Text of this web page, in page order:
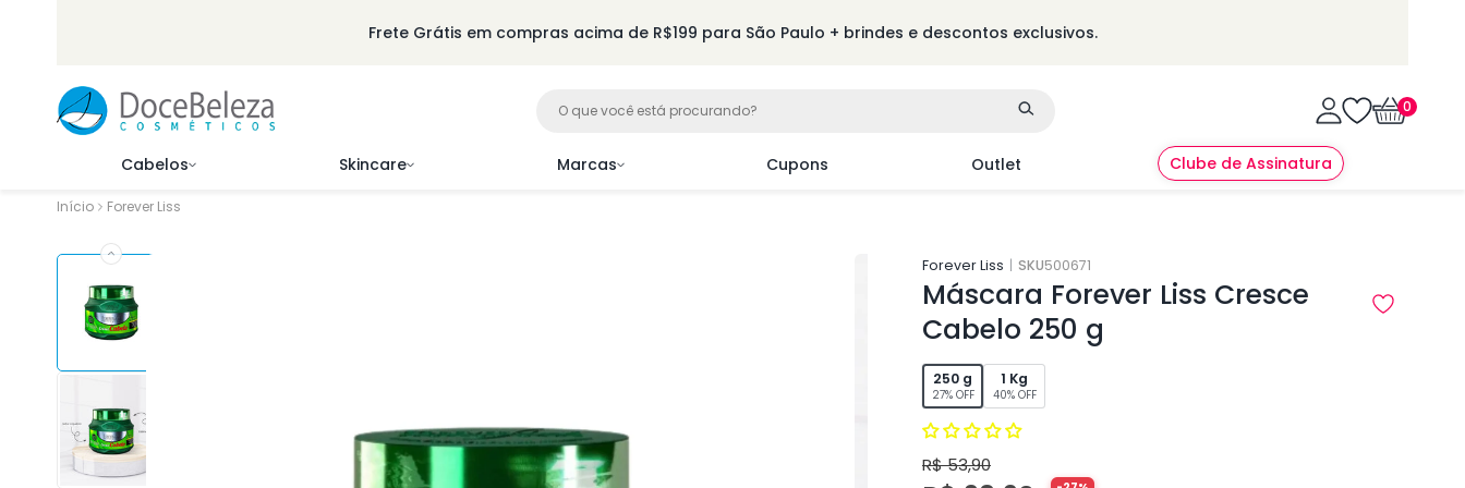
Frete Grátis em compras acima de R$199 para São Paulo + brindes e descontos exclusivos.
0
0
itens
Cabelos Skincare Marcas Cupons Outlet Clube de Assinatura
Início Forever Liss
Forever Liss | SKU500671
Máscara Forever Liss Cresce
Cabelo 250 g
250 g
27% OFF
1 Kg
40% OFF
Preço
R$ 53,90
Preço